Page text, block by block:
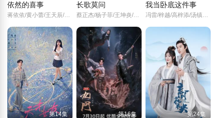
依然的喜事
蒋依依/黄小蕾/王天辰/李依晓/
长歌莫问
蔡正杰/杨子菲/王坤炎/刘美辰/
我当卧底这件事
冯雷/梓越/高梓添/汤镇业/杨帆/
第14集 第16集 第24集